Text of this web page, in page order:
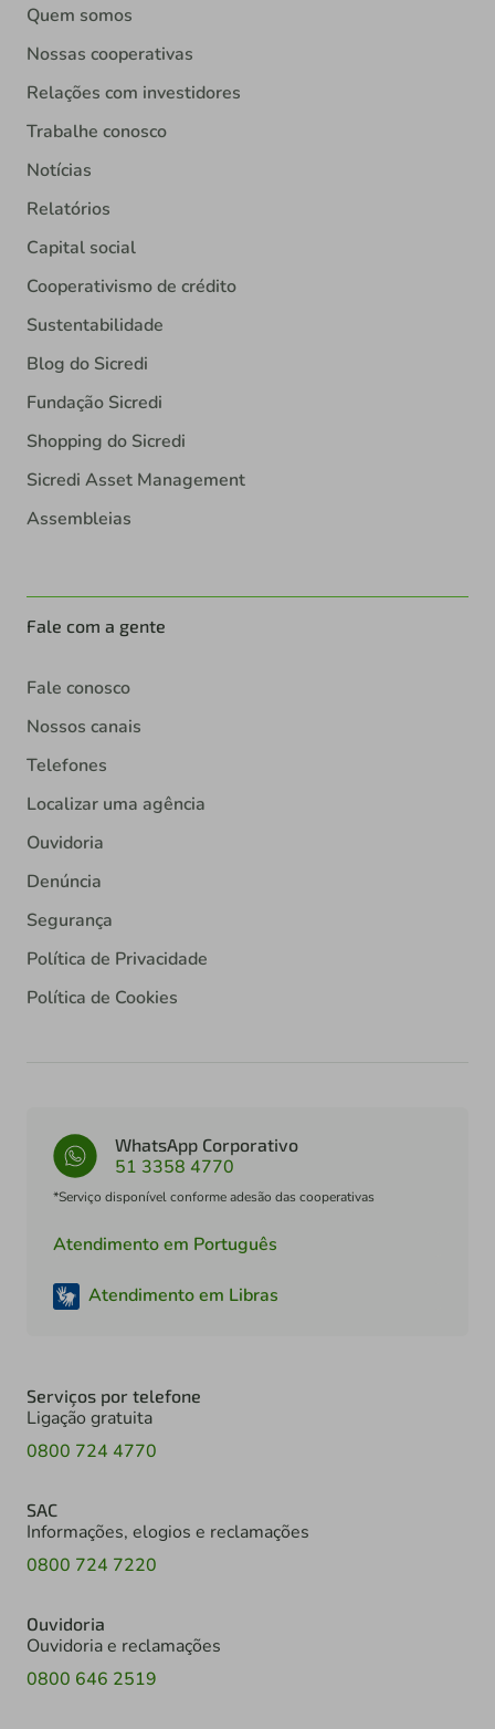
Quem somos
Nossas cooperativas
Relações com investidores
Trabalhe conosco
Notícias
Relatórios
Capital social
Cooperativismo de crédito
Sustentabilidade
Blog do Sicredi
Fundação Sicredi
Shopping do Sicredi
Sicredi Asset Management
Assembleias
Fale com a gente
Fale conosco
Nossos canais
Telefones
Localizar uma agência
Ouvidoria
Denúncia
Segurança
Política de Privacidade
Política de Cookies
WhatsApp Corporativo
51 3358 4770
*Serviço disponível conforme adesão das cooperativas
Atendimento em Português
Atendimento em Libras
Serviços por telefone
Ligação gratuita
0800 724 4770
SAC
Informações, elogios e reclamações
0800 724 7220
Ouvidoria
Ouvidoria e reclamações
0800 646 2519